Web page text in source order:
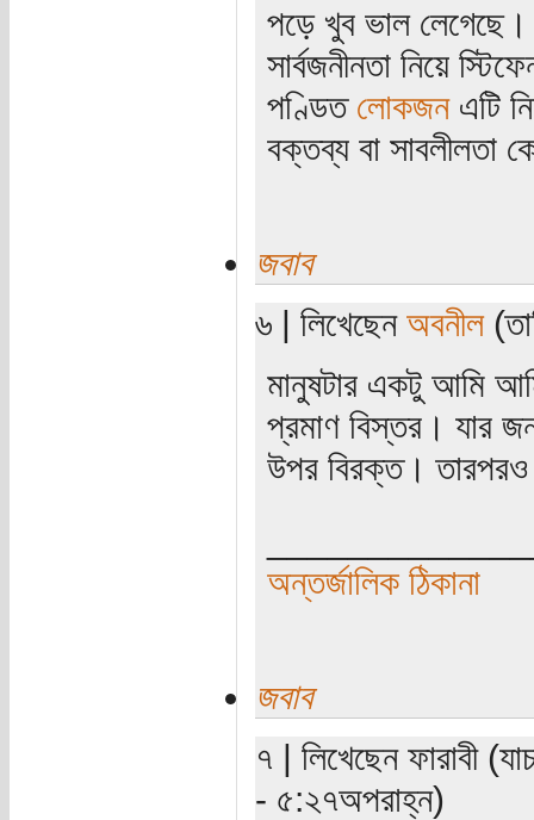
পড়ে খুব ভাল লেগেছে।
সার্বজনীনতা নিয়ে
পণ্ডিত লোকজনএটি
বক্তব্য বা সাবলীলতা
জবাব
৬ | লিখেছেন অবনীল
মানুষটার একটু আমি
প্রমাণ বিস্তর। যার
উপর বিরক্ত। তারপরও
অন্তর্জালিক ঠিকানা
জবাব
৭ | লিখেছেন ফারাবী
- ৫:২৭অপরাহ্ন)